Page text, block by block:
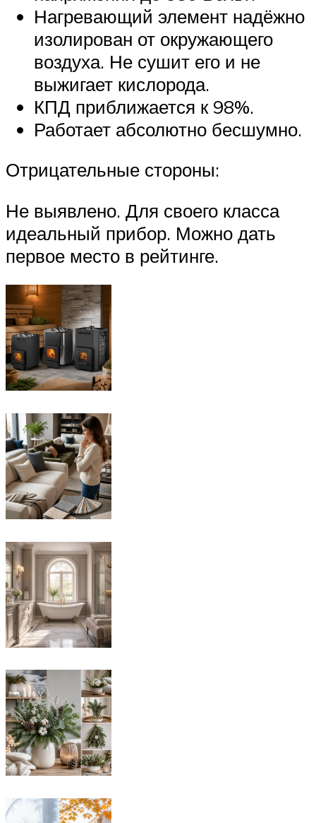
Нагревающий элемент надёжно
изолирован от окружающего
воздуха. Не сушит его и не
выжигает кислорода.
КПД приближается к 98%.
Работает абсолютно бесшумно.
Отрицательные стороны:
Не выявлено. Для своего класса
идеальный прибор. Можно дать
первое место в рейтинге.